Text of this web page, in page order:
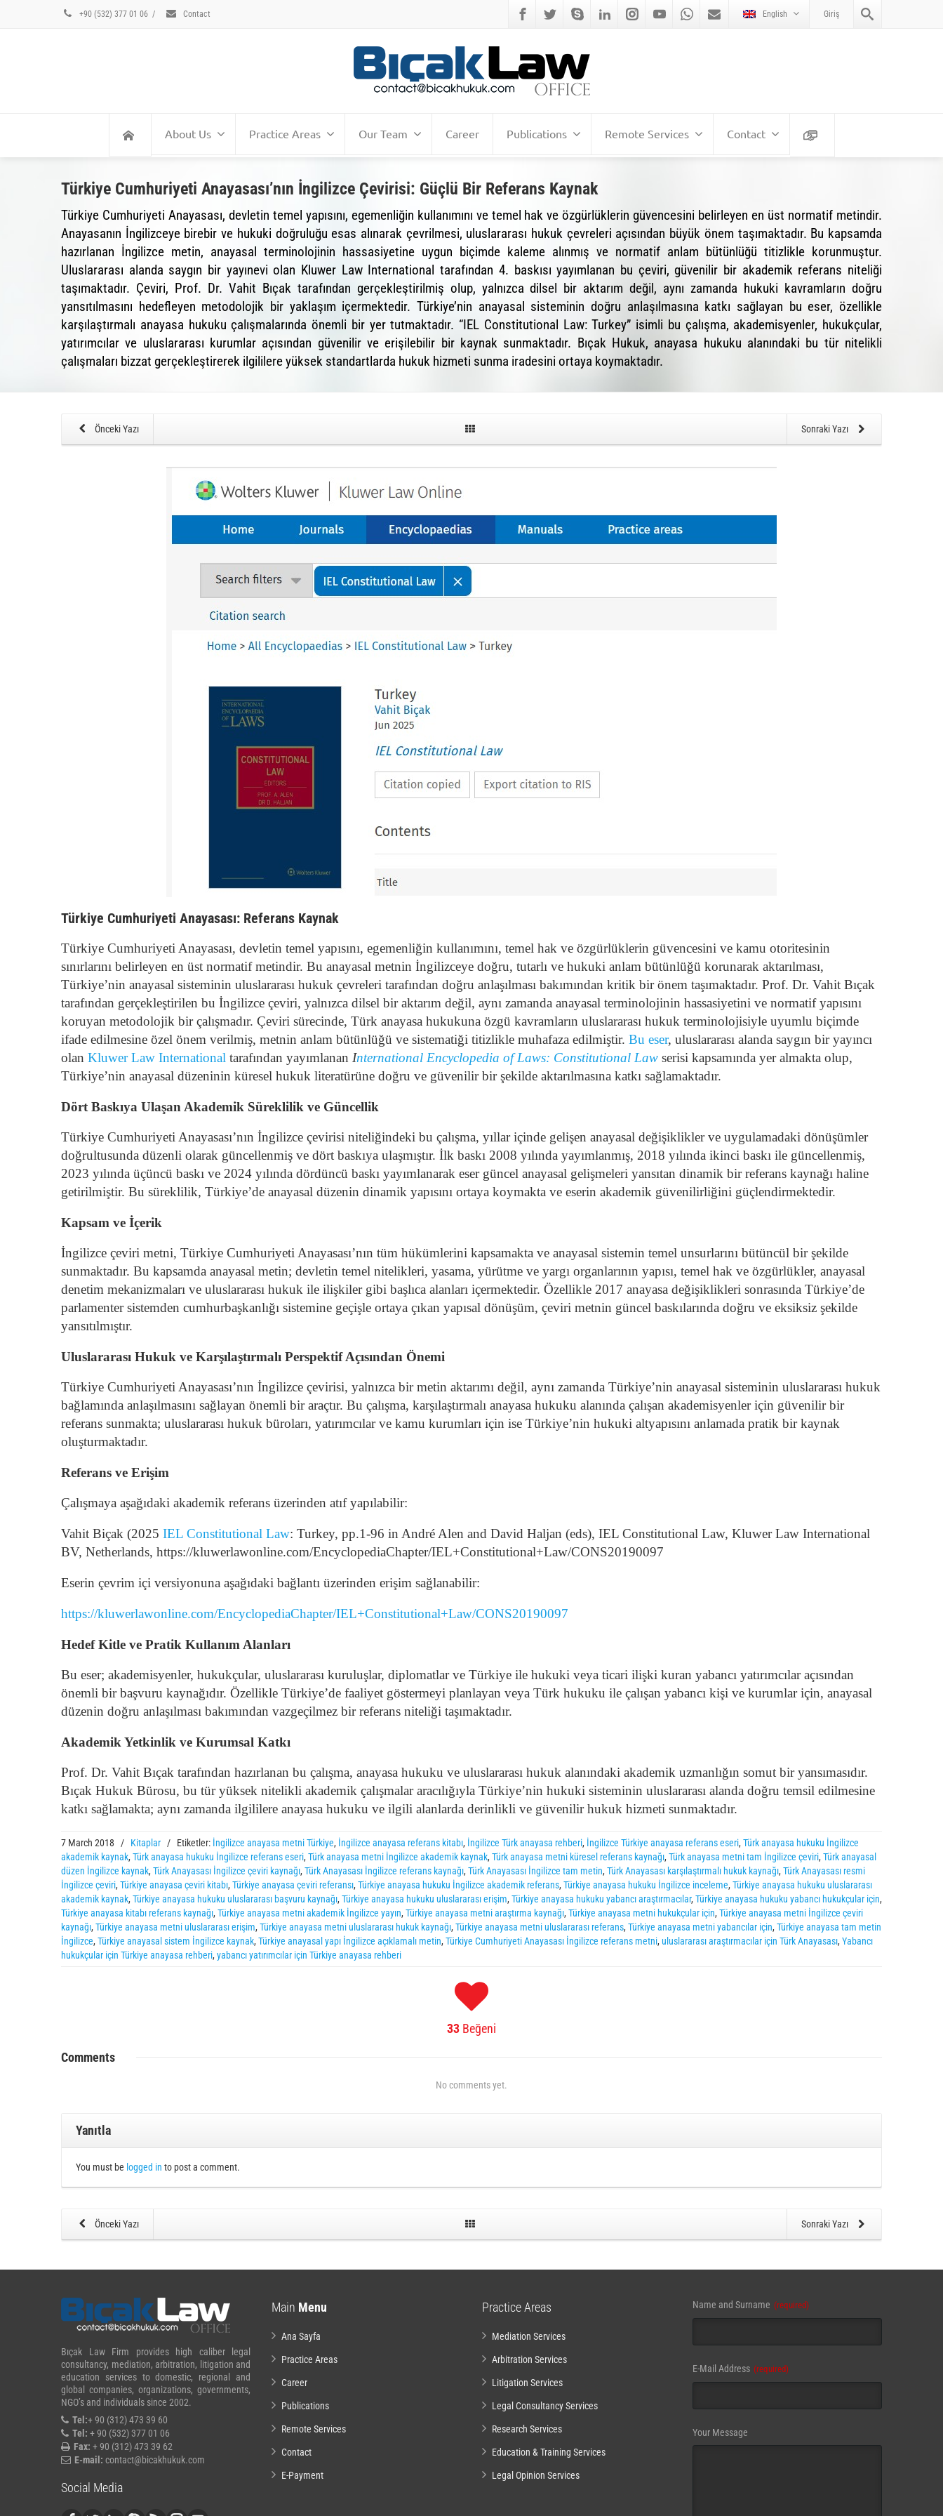
+90 (532) 377 01 06 / Contact English Giriş
About Us Practice Areas Our Team Career Publications Remote Services Contact
Türkiye Cumhuriyeti Anayasası’nın İngilizce Çevirisi: Güçlü Bir Referans Kaynak
Türkiye Cumhuriyeti Anayasası, devletin temel yapısını, egemenliğin kullanımını ve temel hak ve özgürlüklerin güvencesini belirleyen en üst normatif metindir.
Anayasanın İngilizceye birebir ve hukuki doğruluğu esas alınarak çevrilmesi, uluslararası hukuk çevreleri açısından büyük önem taşımaktadır. Bu kapsamda
hazırlanan İngilizce metin, anayasal terminolojinin hassasiyetine uygun biçimde kaleme alınmış ve normatif anlam bütünlüğü titizlikle korunmuştur.
Uluslararası alanda saygın bir yayınevi olan Kluwer Law International tarafından 4. baskısı yayımlanan bu çeviri, güvenilir bir akademik referans niteliği
taşımaktadır. Çeviri, Prof. Dr. Vahit Bıçak tarafından gerçekleştirilmiş olup, yalnızca dilsel bir aktarım değil, aynı zamanda hukuki kavramların doğru
yansıtılmasını hedefleyen metodolojik bir yaklaşım içermektedir. Türkiye’nin anayasal sisteminin doğru anlaşılmasına katkı sağlayan bu eser, özellikle
karşılaştırmalı anayasa hukuku çalışmalarında önemli bir yer tutmaktadır. “IEL Constitutional Law: Turkey” isimli bu çalışma, akademisyenler, hukukçular,
yatırımcılar ve uluslararası kurumlar açısından güvenilir ve erişilebilir bir kaynak sunmaktadır. Bıçak Hukuk, anayasa hukuku alanındaki bu tür nitelikli
çalışmaları bizzat gerçekleştirerek ilgililere yüksek standartlarda hukuk hizmeti sunma iradesini ortaya koymaktadır.
Sonraki Yazı
Önceki Yazı
Türkiye Cumhuriyeti Anayasası: Referans Kaynak
Türkiye Cumhuriyeti Anayasası, devletin temel yapısını, egemenliğin kullanımını, temel hak ve özgürlüklerin güvencesini ve kamu otoritesinin
sınırlarını belirleyen en üst normatif metindir. Bu anayasal metnin İngilizceye doğru, tutarlı ve hukuki anlam bütünlüğü korunarak aktarılması,
Türkiye’nin anayasal sisteminin uluslararası hukuk çevreleri tarafından doğru anlaşılması bakımından kritik bir önem taşımaktadır. Prof. Dr. Vahit Bıçak
tarafından gerçekleştirilen bu İngilizce çeviri, yalnızca dilsel bir aktarım değil, aynı zamanda anayasal terminolojinin hassasiyetini ve normatif yapısını
koruyan metodolojik bir çalışmadır. Çeviri sürecinde, Türk anayasa hukukuna özgü kavramların uluslararası hukuk terminolojisiyle uyumlu biçimde
ifade edilmesine özel önem verilmiş, metnin anlam bütünlüğü ve sistematiği titizlikle muhafaza edilmiştir. Bu eser, uluslararası alanda saygın bir yayıncı
olan Kluwer Law International tarafından yayımlanan International Encyclopedia of Laws: Constitutional Law serisi kapsamında yer almakta olup,
Türkiye’nin anayasal düzeninin küresel hukuk literatürüne doğru ve güvenilir bir şekilde aktarılmasına katkı sağlamaktadır.
Dört Baskıya Ulaşan Akademik Süreklilik ve Güncellik
Türkiye Cumhuriyeti Anayasası’nın İngilizce çevirisi niteliğindeki bu çalışma, yıllar içinde gelişen anayasal değişiklikler ve uygulamadaki dönüşümler
doğrultusunda düzenli olarak güncellenmiş ve dört baskıya ulaşmıştır. İlk baskı 2008 yılında yayımlanmış, 2018 yılında ikinci baskı ile güncellenmiş,
2023 yılında üçüncü baskı ve 2024 yılında dördüncü baskı yayımlanarak eser güncel anayasal gelişmeleri yansıtan dinamik bir referans kaynağı haline
getirilmiştir. Bu süreklilik, Türkiye’de anayasal düzenin dinamik yapısını ortaya koymakta ve eserin akademik güvenilirliğini güçlendirmektedir.
Kapsam ve İçerik
İngilizce çeviri metni, Türkiye Cumhuriyeti Anayasası’nın tüm hükümlerini kapsamakta ve anayasal sistemin temel unsurlarını bütüncül bir şekilde
sunmaktadır. Bu kapsamda anayasal metin; devletin temel nitelikleri, yasama, yürütme ve yargı organlarının yapısı, temel hak ve özgürlükler, anayasal
denetim mekanizmaları ve uluslararası hukuk ile ilişkiler gibi başlıca alanları içermektedir. Özellikle 2017 anayasa değişiklikleri sonrasında Türkiye’de
parlamenter sistemden cumhurbaşkanlığı sistemine geçişle ortaya çıkan yapısal dönüşüm, çeviri metnin güncel baskılarında doğru ve eksiksiz şekilde
yansıtılmıştır.
Uluslararası Hukuk ve Karşılaştırmalı Perspektif Açısından Önemi
Türkiye Cumhuriyeti Anayasası’nın İngilizce çevirisi, yalnızca bir metin aktarımı değil, aynı zamanda Türkiye’nin anayasal sisteminin uluslararası hukuk
bağlamında anlaşılmasını sağlayan önemli bir araçtır. Bu çalışma, karşılaştırmalı anayasa hukuku alanında çalışan akademisyenler için güvenilir bir
referans sunmakta; uluslararası hukuk büroları, yatırımcılar ve kamu kurumları için ise Türkiye’nin hukuki altyapısını anlamada pratik bir kaynak
oluşturmaktadır.
Referans ve Erişim
Çalışmaya aşağıdaki akademik referans üzerinden atıf yapılabilir:
Vahit Biçak (2025 IEL Constitutional Law: Turkey, pp.1-96 in André Alen and David Haljan (eds), IEL Constitutional Law, Kluwer Law International
BV, Netherlands, https://kluwerlawonline.com/EncyclopediaChapter/IEL+Constitutional+Law/CONS20190097
Eserin çevrim içi versiyonuna aşağıdaki bağlantı üzerinden erişim sağlanabilir:
https://kluwerlawonline.com/EncyclopediaChapter/IEL+Constitutional+Law/CONS20190097
Hedef Kitle ve Pratik Kullanım Alanları
Bu eser; akademisyenler, hukukçular, uluslararası kuruluşlar, diplomatlar ve Türkiye ile hukuki veya ticari ilişki kuran yabancı yatırımcılar açısından
önemli bir başvuru kaynağıdır. Özellikle Türkiye’de faaliyet göstermeyi planlayan veya Türk hukuku ile çalışan yabancı kişi ve kurumlar için, anayasal
düzenin doğru anlaşılması bakımından vazgeçilmez bir referans niteliği taşımaktadır.
Akademik Yetkinlik ve Kurumsal Katkı
Prof. Dr. Vahit Bıçak tarafından hazırlanan bu çalışma, anayasa hukuku ve uluslararası hukuk alanındaki akademik uzmanlığın somut bir yansımasıdır.
Bıçak Hukuk Bürosu, bu tür yüksek nitelikli akademik çalışmalar aracılığıyla Türkiye’nin hukuki sisteminin uluslararası alanda doğru temsil edilmesine
katkı sağlamakta; aynı zamanda ilgililere anayasa hukuku ve ilgili alanlarda derinlikli ve güvenilir hukuk hizmeti sunmaktadır.
7 March 2018 / Kitaplar / Etiketler: İngilizce anayasa metni Türkiye, İngilizce anayasa referans kitabı, İngilizce Türk anayasa rehberi, İngilizce Türkiye anayasa referans eseri, Türk anayasa hukuku İngilizce
akademik kaynak, Türk anayasa hukuku İngilizce referans eseri, Türk anayasa metni İngilizce akademik kaynak, Türk anayasa metni küresel referans kaynağı, Türk anayasa metni tam İngilizce çeviri, Türk anayasal
düzen İngilizce kaynak, Türk Anayasası İngilizce çeviri kaynağı, Türk Anayasası İngilizce referans kaynağı, Türk Anayasası İngilizce tam metin, Türk Anayasası karşılaştırmalı hukuk kaynağı, Türk Anayasası resmi
İngilizce çeviri, Türkiye anayasa çeviri kitabı, Türkiye anayasa çeviri referansı, Türkiye anayasa hukuku İngilizce akademik referans, Türkiye anayasa hukuku İngilizce inceleme, Türkiye anayasa hukuku uluslararası
akademik kaynak, Türkiye anayasa hukuku uluslararası başvuru kaynağı, Türkiye anayasa hukuku uluslararası erişim, Türkiye anayasa hukuku yabancı araştırmacılar, Türkiye anayasa hukuku yabancı hukukçular için,
Türkiye anayasa kitabı referans kaynağı, Türkiye anayasa metni akademik İngilizce yayın, Türkiye anayasa metni araştırma kaynağı, Türkiye anayasa metni hukukçular için, Türkiye anayasa metni İngilizce çeviri
kaynağı, Türkiye anayasa metni uluslararası erişim, Türkiye anayasa metni uluslararası hukuk kaynağı, Türkiye anayasa metni uluslararası referans, Türkiye anayasa metni yabancılar için, Türkiye anayasa tam metin
İngilizce, Türkiye anayasal sistem İngilizce kaynak, Türkiye anayasal yapı İngilizce açıklamalı metin, Türkiye Cumhuriyeti Anayasası İngilizce referans metni, uluslararası araştırmacılar için Türk Anayasası, Yabancı
hukukçular için Türkiye anayasa rehberi, yabancı yatırımcılar için Türkiye anayasa rehberi
33 Beğeni
Comments
No comments yet.
Yanıtla
You must be logged in to post a comment.
Sonraki Yazı
Önceki Yazı
Bıçak Law Firm provides high caliber legal
consultancy, mediation, arbitration, litigation and
education services to domestic, regional and
global companies, organizations, governments,
NGO’s and individuals since 2002.
Tel:+ 90 (312) 473 39 60
Tel: + 90 (532) 377 01 06
Fax: + 90 (312) 473 39 62
E-mail: contact@bicakhukuk.com
Social Media
Main Menu
Ana Sayfa
Practice Areas
Career
Publications
Remote Services
Contact
E-Payment
Practice Areas
Mediation Services
Arbitration Services
Litigation Services
Legal Consultancy Services
Research Services
Education & Training Services
Legal Opinion Services
Name and Surname (required)
E-Mail Address (required)
Email (required)
Your Message